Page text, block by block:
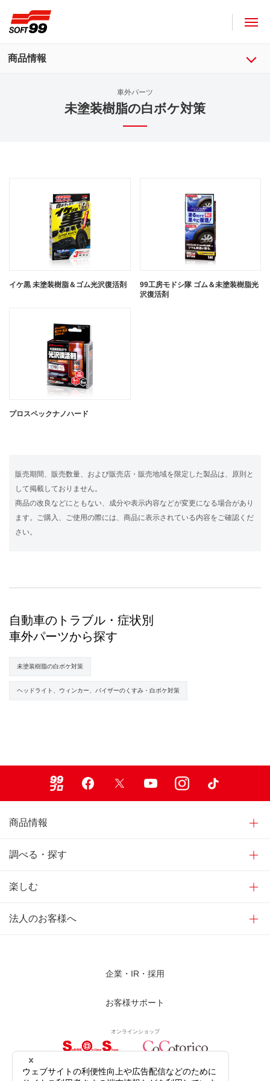
商品情報
車外パーツ
未塗装樹脂の白ボケ対策
イケ黒 未塗装樹脂＆ゴム光沢復活剤
99工房モドシ隊 ゴム＆未塗装樹脂光
沢復活剤
プロスペックナノハード
販売期間、販売数量、および販売店・販売地域を限定した製品は、原則と
して掲載しておりません。
商品の改良などにともない、成分や表示内容などが変更になる場合があり
ます。ご購入、ご使用の際には、商品に表示されている内容をご確認くだ
さい。
自動車のトラブル・症状別
車外パーツから探す
未塗装樹脂の白ボケ対策
ヘッドライト、ウィンカー、バイザーのくすみ・白ボケ対策
商品情報
調べる・探す
楽しむ
法人のお客様へ
企業・IR・採用
お客様サポート
オンラインショップ